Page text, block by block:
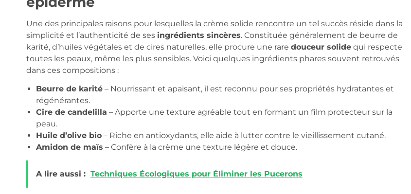
Une des principales raisons pour lesquelles la crème solide rencontre un tel succès réside dans la
simplicité et l’authenticité de ses ingrédients sincères. Constituée généralement de beurre de
karité, d’huiles végétales et de cires naturelles, elle procure une rare douceur solidequi respecte
toutes les peaux, même les plus sensibles. Voici quelques ingrédients phares souvent retrouvés
dans ces compositions :
Beurre de karité– Nourrissant et apaisant, il est reconnu pour ses propriétés hydratantes et
régénérantes.
Cire de candelilla – Apporte une texture agréable tout en formant un film protecteur sur la
peau.
Huile d’olive bio– Riche en antioxydants, elle aide à lutter contre le vieillissement cutané.
Amidon de maïs – Confère à la crème une texture légère et douce.
A lire aussi : Techniques Écologiques pour Éliminer les Pucerons